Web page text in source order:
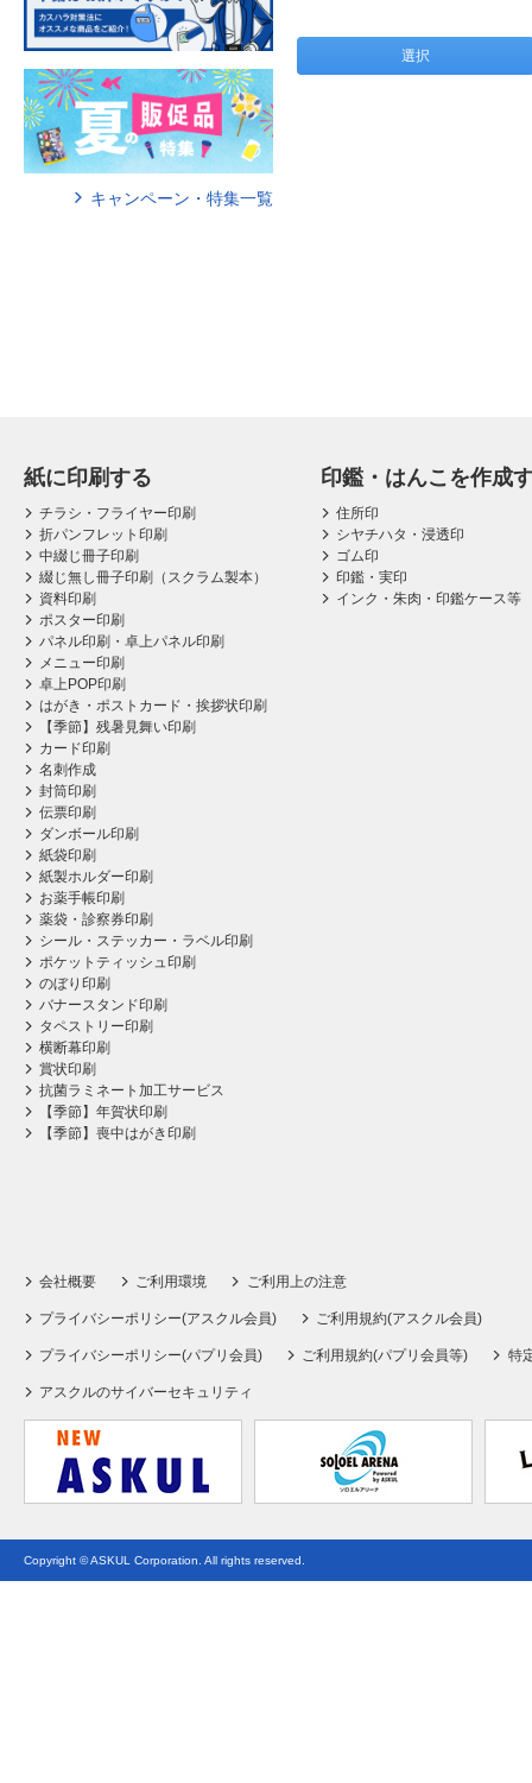
選択
キャンペーン・特集一覧
紙に印刷する
チラシ・フライヤー印刷
折パンフレット印刷
中綴じ冊子印刷
綴じ無し冊子印刷（スクラム製本）
資料印刷
ポスター印刷
パネル印刷・卓上パネル印刷
メニュー印刷
卓上POP印刷
はがき・ポストカード・挨拶状印刷
【季節】残暑見舞い印刷
カード印刷
名刺作成
封筒印刷
伝票印刷
ダンボール印刷
紙袋印刷
紙製ホルダー印刷
お薬手帳印刷
薬袋・診察券印刷
シール・ステッカー・ラベル印刷
ポケットティッシュ印刷
のぼり印刷
バナースタンド印刷
タペストリー印刷
横断幕印刷
賞状印刷
抗菌ラミネート加工サービス
【季節】年賀状印刷
【季節】喪中はがき印刷
印鑑・はんこを作成
住所印
シヤチハタ・浸透印
ゴム印
印鑑・実印
インク・朱肉・印鑑ケース等
会社概要 ご利用環境 ご利用上の注意
プライバシーポリシー(アスクル会員) ご利用規約(アスクル会員)
プライバシーポリシー(パプリ会員) ご利用規約(パプリ会員等) 特
アスクルのサイバーセキュリティ
Copyright © ASKUL Corporation. All rights reserved.